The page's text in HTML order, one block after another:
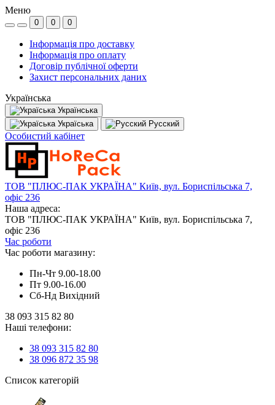
Меню
0 0 0
Інформація про доставку
Інформація про оплату
Договір публічної оферти
Захист персональних даних
Українська
Українська
Україська
Русский
Особистий кабінет
ТОВ "ПЛЮС-ПАК УКРАЇНА" Київ, вул. Бориспільська 7,
офіс 236
Наша адреса:
ТОВ "ПЛЮС-ПАК УКРАЇНА" Київ, вул. Бориспільська 7,
офіс 236
Час роботи
Час роботи магазину:
Пн-Чт 9.00-18.00
Пт 9.00-16.00
Сб-Нд Вихідний
38 093 315 82 80
Наші телефони:
38 093 315 82 80
38 096 872 35 98
Список категорій